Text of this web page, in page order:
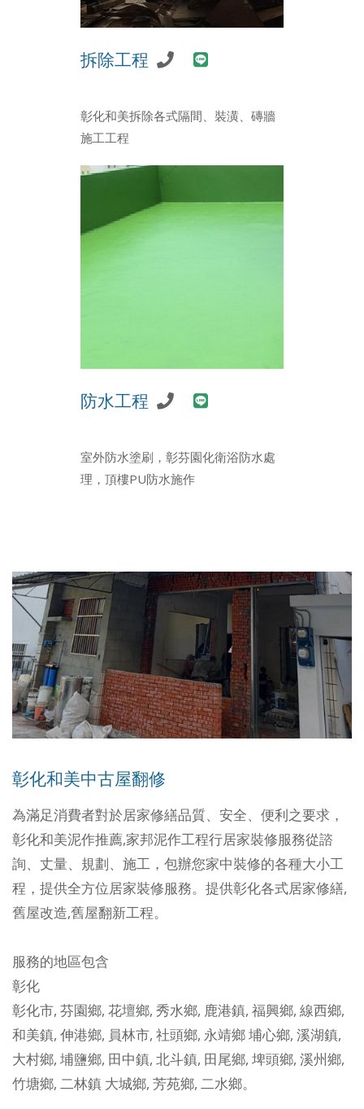
拆除工程
彰化和美拆除各式隔間、裝潢、磚牆
施工工程
防水工程
室外防水塗刷，彰芬園化衛浴防水處
理，頂樓PU防水施作
彰化和美中古屋翻修
為滿足消費者對於居家修繕品質、安全、便利之要求，
彰化和美泥作推薦,家邦泥作工程行居家裝修服務從諮
詢、丈量、規劃、施工，包辦您家中裝修的各種大小工
程，提供全方位居家裝修服務。提供彰化各式居家修繕,
舊屋改造,舊屋翻新工程。
服務的地區包含
彰化
彰化市, 芬園鄉, 花壇鄉, 秀水鄉, 鹿港鎮, 福興鄉, 線西鄉,
和美鎮, 伸港鄉, 員林市, 社頭鄉, 永靖鄉埔心鄉, 溪湖鎮,
大村鄉, 埔鹽鄉, 田中鎮, 北斗鎮, 田尾鄉, 埤頭鄉, 溪州鄉,
竹塘鄉, 二林鎮 大城鄉, 芳苑鄉, 二水鄉。